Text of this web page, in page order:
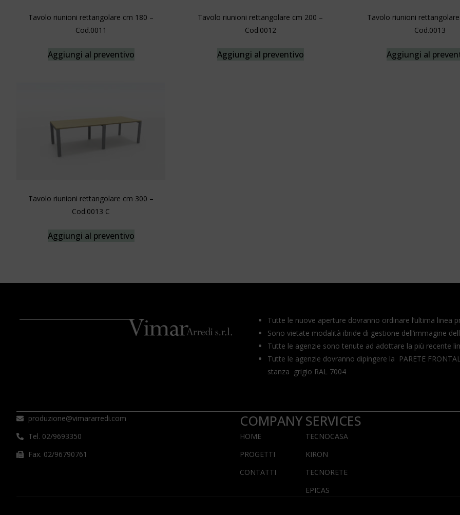
Tavolo riunioni rettangolare cm 180 –
Cod.0011
Aggiungi al preventivo
Tavolo riunioni rettangolare cm 200 –
Cod.0012
Aggiungi al preventivo
Tavolo riunioni
Cod.0013
Aggiungi al
Tavolo riunioni rettangolare cm 300 –
Cod.0013 C
Aggiungi al preventivo
Tutte le nuove aperture dovranno ordinare l’ultima linea
Sono vietate modalità ibride di gestione dell’immagine
Tutte le agenzie sono tenute ad adottare la più recente
Tutte le agenzie dovranno dipingere la PARETE
stanza grigio RAL 7004
produzione@vimararredi.com
Tel. 02/9693350
Fax. 02/96790761
COMPANY
HOME
PROGETTI
CONTATTI
SERVICES
TECNOCASA
KIRON
TECNORETE
EPICAS